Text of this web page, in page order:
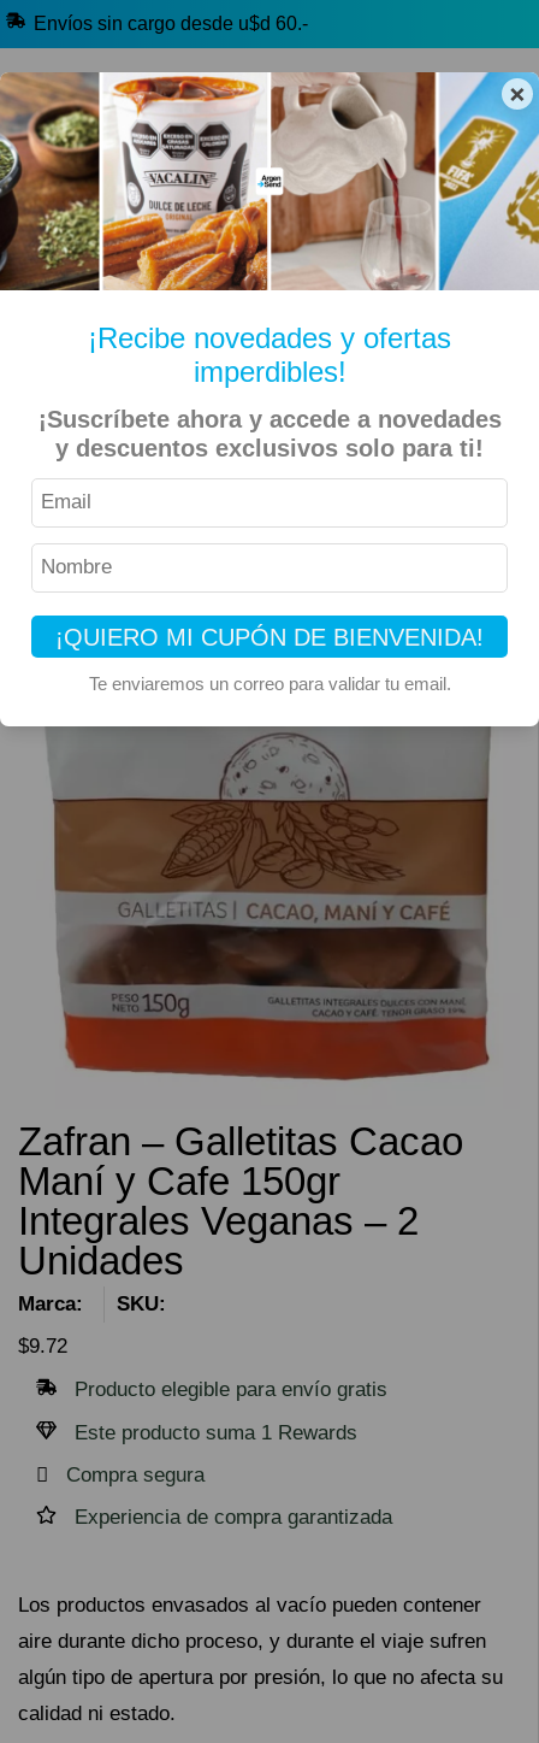
×
¡Recibe novedades y ofertas
imperdibles!
¡Suscríbete ahora y accede a novedades
y descuentos exclusivos solo para ti!
¡QUIERO MI CUPÓN DE BIENVENIDA!
Te enviaremos un correo para validar tu email.
Envíos sin cargo desde u$d 60.-
🔥 Alfajores y Golosinas
🧉 Clásicos argentinos 🏷️ Todas las categorías
Inicio Veganos Alimentos Veganos Dulces Veganos
Zafran – Galletitas Cacao Maní y Cafe 150gr Integrales
Veganas – 2 Unidades
Zafran – Galletitas Cacao
Maní y Cafe 150gr
Integrales Veganas – 2
Unidades
Marca:
SKU:
$9.72
Producto elegible para envío gratis
Este producto suma 1 Rewards
Compra segura
Experiencia de compra garantizada
Los productos envasados ​​al vacío pueden contener
aire durante dicho proceso, y durante el viaje sufren
algún tipo de apertura por presión, lo que no afecta su
calidad ni estado.